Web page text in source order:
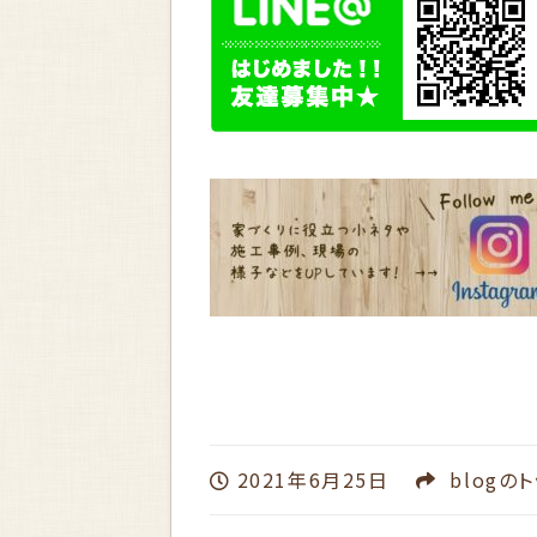
2021年6月25日 blogの